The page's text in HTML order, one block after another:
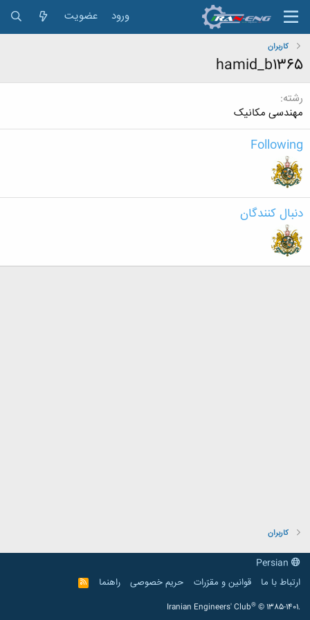
ورود عضویت
کاربران
hamid_b1365
رشته
مهندسی مکانیک
Following
دنبال کنندگان
کاربران
ارتباط با ما
قوانین و مقرّرات حریم خصوصی راهنما
R
S
Iranian Engineers' Club® © 1385-1401.